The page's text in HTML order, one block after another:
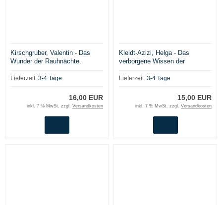
Kirschgruber, Valentin - Das
Wunder der Rauhnächte.
die innere Einkehr
Lieferzeit: 3-4 Tage
16,00 EUR
inkl. 7 % MwSt. zzgl. Versandkosten
Kleidt-Azizi, Helga - Das
verborgene Wissen der
Weltenbaum und Runen. Edda
Lieferzeit: 3-4 Tage
15,00 EUR
inkl. 7 % MwSt. zzgl. Versandkosten